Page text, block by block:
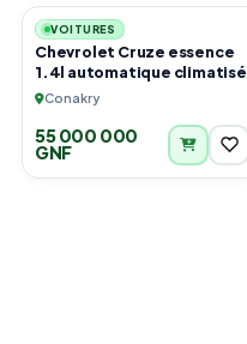
VOITURES
Chevrolet Cruze essence
1.4l automatique climatisé
Conakry
55 000 000
GNF